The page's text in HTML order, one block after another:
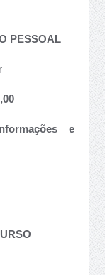
PESSOAL
e